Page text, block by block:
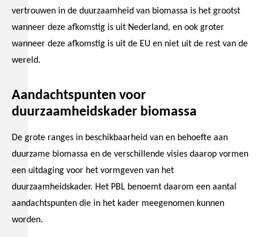
vertrouwen in de duurzaamheid van biomassa is het grootst
wanneer deze afkomstig is uit Nederland, en ook groter
wanneer deze afkomstig is uit de EU en niet uit de rest van de
wereld.
Aandachtspunten voor
duurzaamheidskader biomassa
De grote ranges in beschikbaarheid van en behoefte aan
duurzame biomassa en de verschillende visies daarop vormen
een uitdaging voor het vormgeven van het
duurzaamheidskader. Het PBL benoemt daarom een aantal
aandachtspunten die in het kader meegenomen kunnen
worden.